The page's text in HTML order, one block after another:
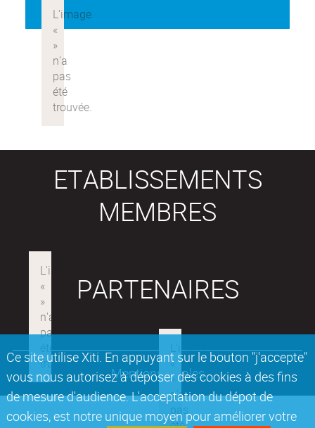
Ce site utilise Xiti. En appuyant sur le bouton "j'accepte"
vous nous autorisez à déposer des cookies à des fins
de mesure d'audience. L'acceptation du dépot de
cookies, est notre unique moyen pour améliorer votre
ETABLISSEMENTS
MEMBRES
PARTENAIRES
Mentions légales